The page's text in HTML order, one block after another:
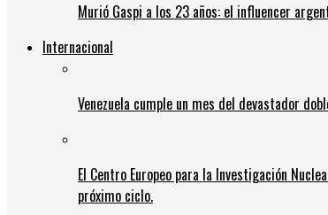
Murió Gaspi a los 23 años: el influencer
Internacional
Venezuela cumple un mes del devastador
El Centro Europeo para la Investigación
próximo ciclo.